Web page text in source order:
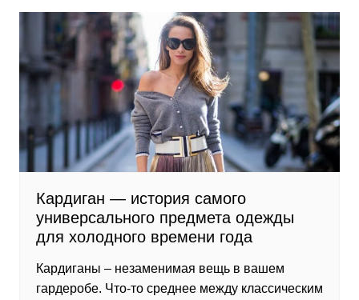
Кардиган — история самого
универсального предмета одежды
для холодного времени года
Кардиганы – незаменимая вещь в вашем
гардеробе. Что-то среднее между классическим